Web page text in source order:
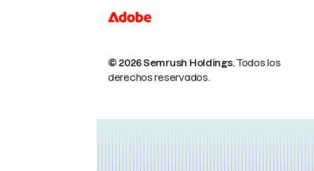
© 2026 Semrush Holdings.Todos los
derechos reservados.